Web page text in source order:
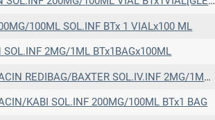
100ML SOL.INF BTx 1 VIALx100 ML
SOL.INF 2MG/1ML BTx1BAGx100ML
REDIBAG/BAXTER SOL.IV.INF 2MG/1ML BTx 1BAG x 100ML
KABI SOL.INF 200MG/100ML BTx1 BAG